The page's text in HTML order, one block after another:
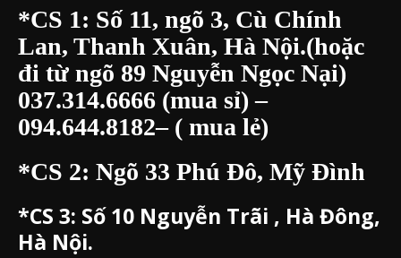
*CS 1: Số 11, ngõ 3, Cù Chính
Lan, Thanh Xuân, Hà Nội.(hoặc
đi từ ngõ 89 Nguyễn Ngọc Nại)
037.314.6666 (mua sỉ) –
094.644.8182– ( mua lẻ)
*CS 2: Ngõ 33 Phú Đô, Mỹ Đình
*CS 3: Số 10 Nguyễn Trãi , Hà Đông,
Hà Nội.